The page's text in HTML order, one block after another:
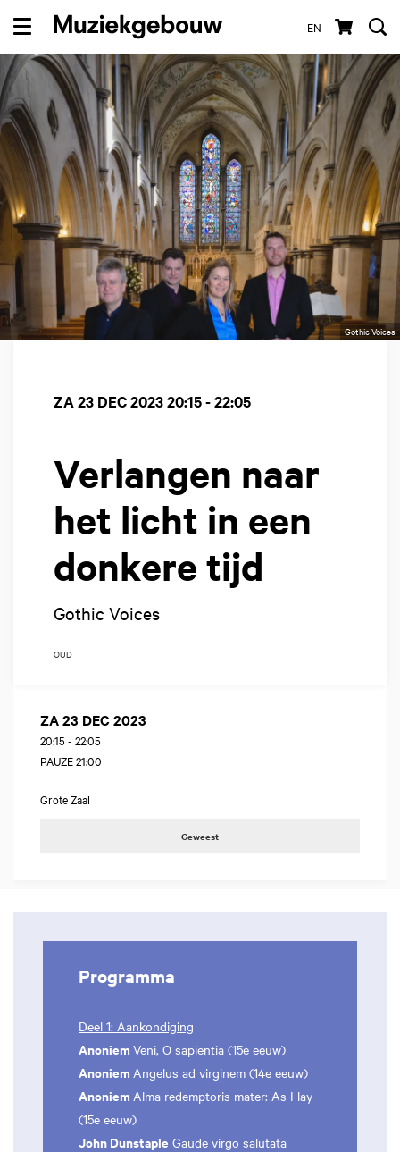
EN
Menu
Gothic Voices
Verlangen naar
het licht in een
donkere tijd
Gothic Voices
ZA 23 DEC 202320:15 - 22:05
OUD
ZA 23 DEC 2023
20:15 - 22:05
PAUZE 21:00
Grote Zaal
Geweest
Programma
Deel 1: Aankondiging
Anoniem Veni, O sapientia (15e eeuw)
Anoniem Angelus ad virginem (14e eeuw)
Anoniem Alma redemptoris mater: As I lay
(15e eeuw)
John Dunstaple Gaude virgo salutata